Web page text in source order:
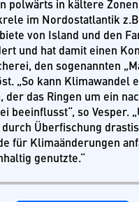
polwärts in kältere
im Nordostatlantik
von Island und den
und hat damit einen
den sogenannten
„So kann Klimawandel
der das Ringen um ein
beeinflusst“, so Vesper.
Überfischung
für Klimaänderungen
genutzte.“